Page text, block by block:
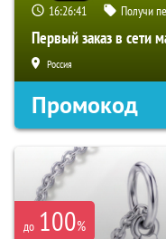
16:26:40 Получи
Первый заказ в сети
Россия
Промокод
до 100%